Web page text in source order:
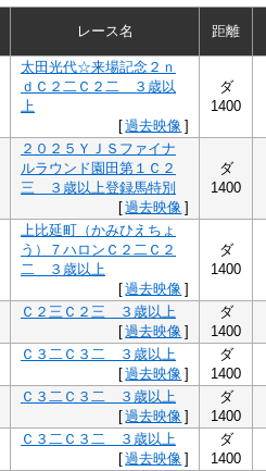
レース名 距離
太田光代☆来場記念２ｎ
ｄＣ２二Ｃ２二 ３歳以
上
[過去映像 ]
ダ
1400
２０２５ＹＪＳファイナ
ルラウンド園田第１Ｃ２
三 ３歳以上登録馬特別
[過去映像 ]
ダ
1400
上比延町（かみひえちょ
う）７ハロンＣ２二Ｃ２
二 ３歳以上
[過去映像 ]
ダ
1400
Ｃ２三Ｃ２三 ３歳以上
[過去映像 ]
ダ
1400
Ｃ３二Ｃ３二 ３歳以上
[過去映像 ]
ダ
1400
Ｃ３二Ｃ３二 ３歳以上
[過去映像 ]
ダ
1400
Ｃ３二Ｃ３二 ３歳以上
[過去映像 ]
ダ
1400